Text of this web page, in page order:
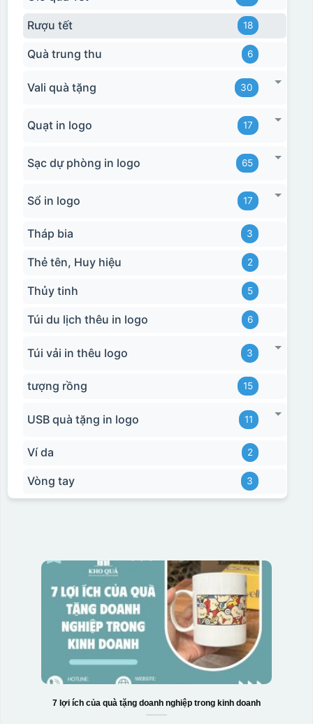
Rượu tết 18
Quà trung thu 6
Vali quà tặng 30
Quạt in logo 17
Sạc dự phòng in logo 65
Sổ in logo 17
Tháp bia 3
Thẻ tên, Huy hiệu 2
Thủy tinh 5
Túi du lịch thêu in logo 6
Túi vải in thêu logo 3
tượng rồng 15
USB quà tặng in logo 11
Ví da 2
Vòng tay 3
7 lợi ích của quà tặng doanh nghiệp trong kinh doanh